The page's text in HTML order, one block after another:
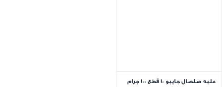
علبه صلصال جايبو ١٠ قطع 100 جرام